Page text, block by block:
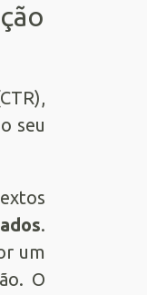
seu
.
um
O